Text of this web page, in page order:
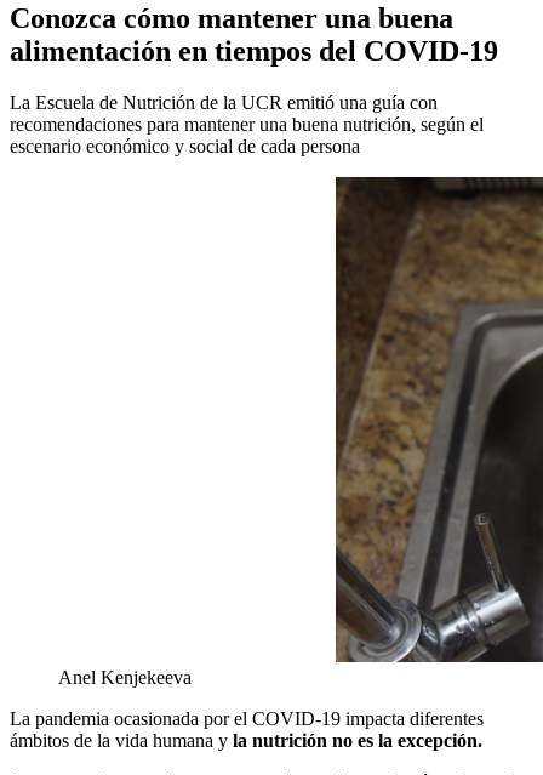
Conozca cómo mantener una buena
alimentación en tiempos del COVID-19
La Escuela de Nutrición de la UCR emitió una guía con
recomendaciones para mantener una buena nutrición, según el
escenario económico y social de cada persona
Anel Kenjekeeva
La pandemia ocasionada por el COVID-19 impacta diferentes
ámbitos de la vida humana y la nutrición no es la excepción.